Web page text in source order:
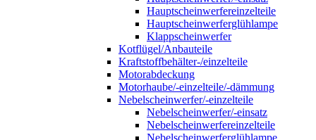
Hauptscheinwerfereinzelteile
Hauptscheinwerferglühlampe
Klappscheinwerfer
Kotflügel/Anbauteile
Kraftstoffbehälter-/einzelteile
Motorabdeckung
Motorhaube/-einzelteile/-dämmung
Nebelscheinwerfer/-einzelteile
Nebelscheinwerfer/-einsatz
Nebelscheinwerfereinzelteile
Nebelscheinwerferglühlampe